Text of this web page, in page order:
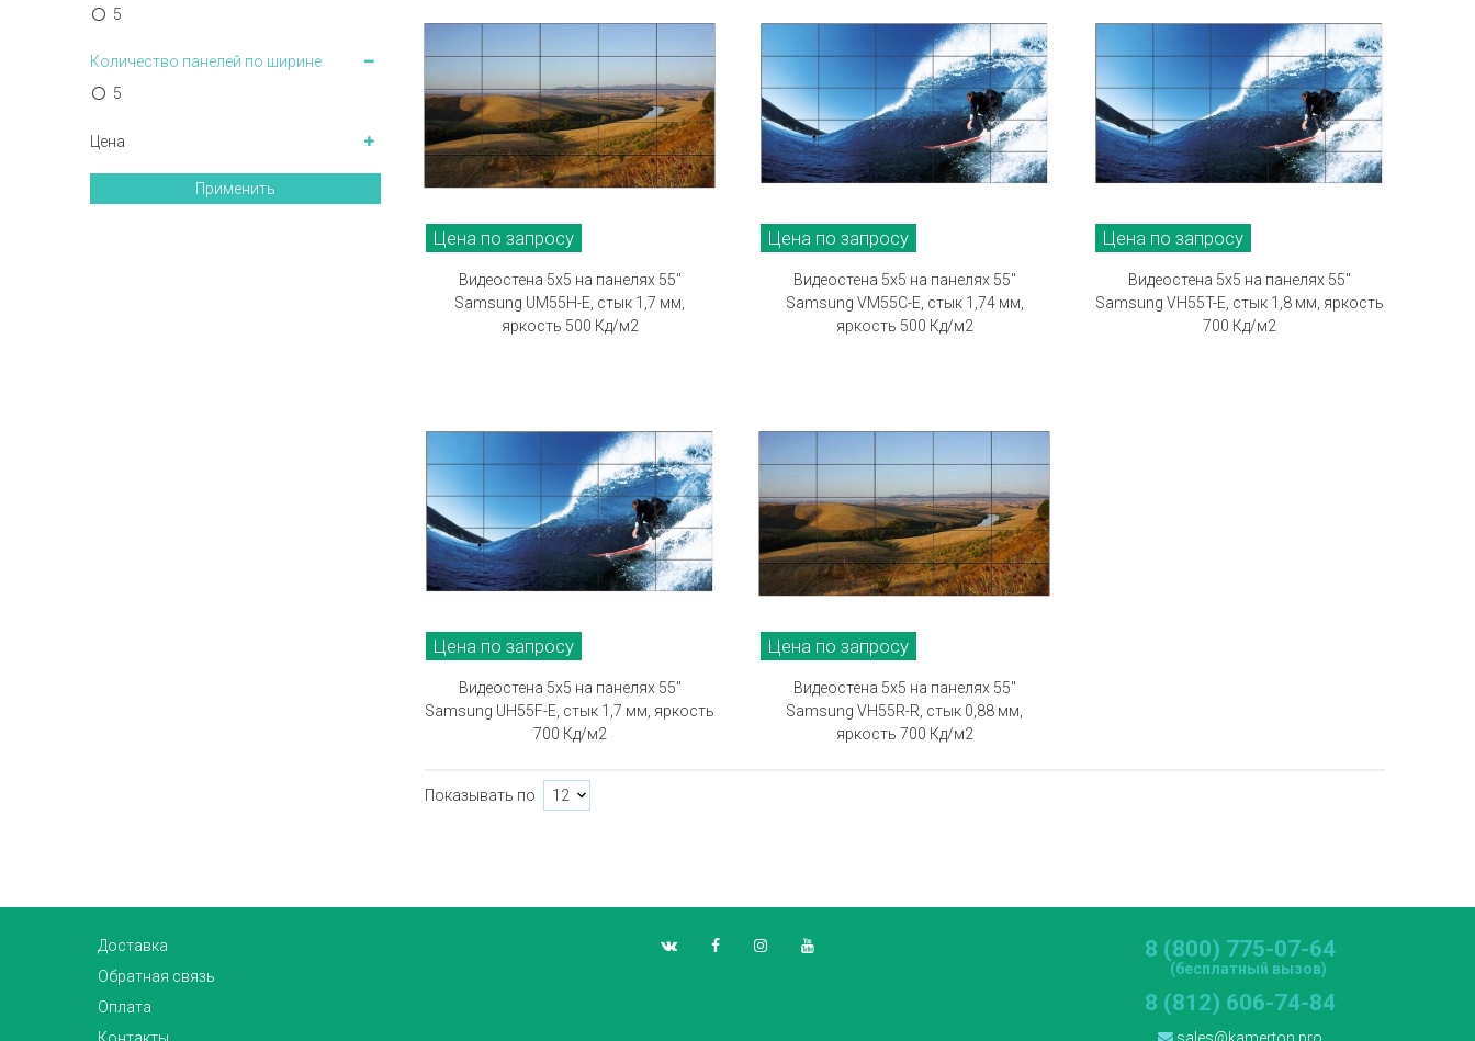
5
Количество панелей по ширине
5
Цена
Применить
Цена по запросу
Видеостена 5х5 на панелях 55"
Samsung UM55H-E, стык 1,7 мм,
яркость 500 Кд/м2
Цена по запросу
Видеостена 5х5 на панелях 55"
Samsung VM55C-E, стык 1,74 мм,
яркость 500 Кд/м2
Цена по запросу
Видеостена 5х5 на панелях 55"
Samsung VH55T-E, стык 1,8 мм, яркость
700 Кд/м2
Цена по запросу
Видеостена 5х5 на панелях 55"
Samsung UH55F-E, стык 1,7 мм, яркость
700 Кд/м2
Цена по запросу
Видеостена 5х5 на панелях 55"
Samsung VH55R-R, стык 0,88 мм,
яркость 700 Кд/м2
Показывать по
Доставка
Обратная связь
Оплата
8 (800) 775-07-64
(бесплатный вызов)
8 (812) 606-74-84